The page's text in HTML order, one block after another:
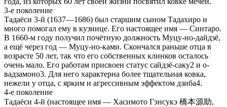
3-е поколение
Тадаёси 3-й (1637—1686) был старшим сыном Тадахиро и
много помогал ему в кузнице. Его настоящее имя — Синтаро.
В 1660-м году получил почётную должность Муцу-но-дайдзё,
а ещё через год — Муцу-но-ками. Скончался раньше отца в
возрасте 50 лет, так что его собственных клинков осталось
очень мало. Его работам присвоен статус сайдзё-саку2 и о-
вадзамоно3. Для него характерна более тщательная ковка,
нежели у отца, с ярким и агрессивным эффектом дзиба4.
4-е поколение
Тадаёси 4-й (настоящее имя — Хасимото Гэнсукэ 橋本源助,